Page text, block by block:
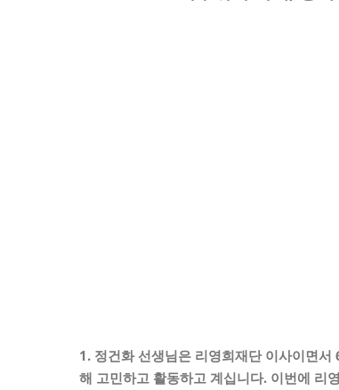
1. 정건화 선생님은 리영희재단 이사이면서
해 고민하고 활동하고 계십니다. 이번에 리